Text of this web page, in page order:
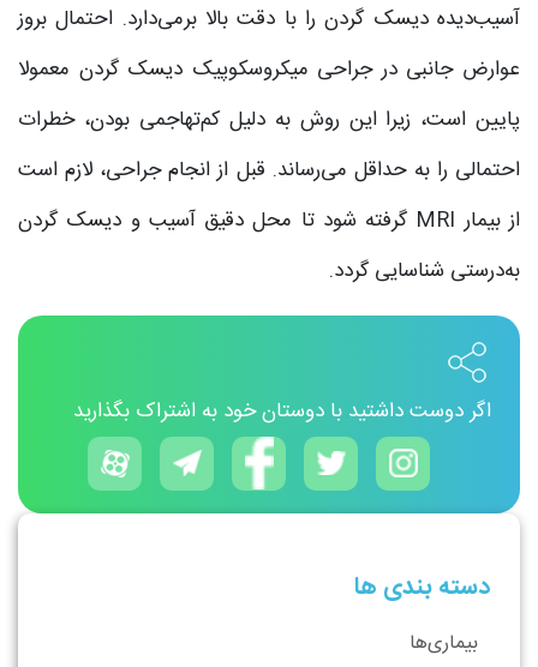
آسیب‌دیده دیسک گردن را با دقت بالا برمی‌دارد. احتمال بروز
عوارض جانبی در جراحی میکروسکوپیک دیسک گردن معمولا
پایین است، زیرا این روش به دلیل کم‌تهاجمی بودن، خطرات
احتمالی را به حداقل می‌رساند. قبل از انجام جراحی، لازم است
از بیمار MRI گرفته شود تا محل دقیق آسیب و دیسک گردن
به‌درستی شناسایی گردد.
اگر دوست داشتید با دوستان خود به اشتراک بگذارید
دسته بندی ها
بیماری‌ها